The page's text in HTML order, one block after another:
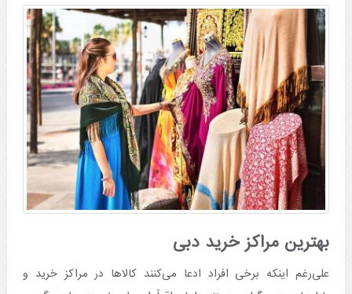
بهترین مراکز خرید دبی
علی‌رغم اینکه برخی افراد ادعا می‌کنند کالاها در مراکز خرید و